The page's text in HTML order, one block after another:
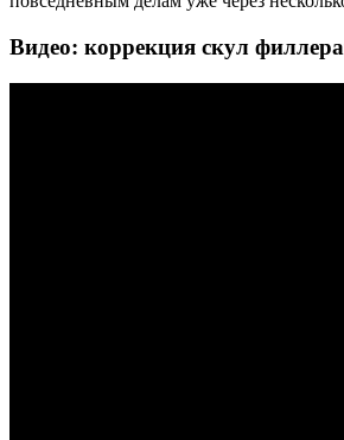
Видео: коррекция скул